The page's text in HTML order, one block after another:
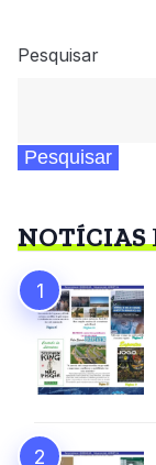
Pesquisar
Pesquisar
NOTÍCIAS